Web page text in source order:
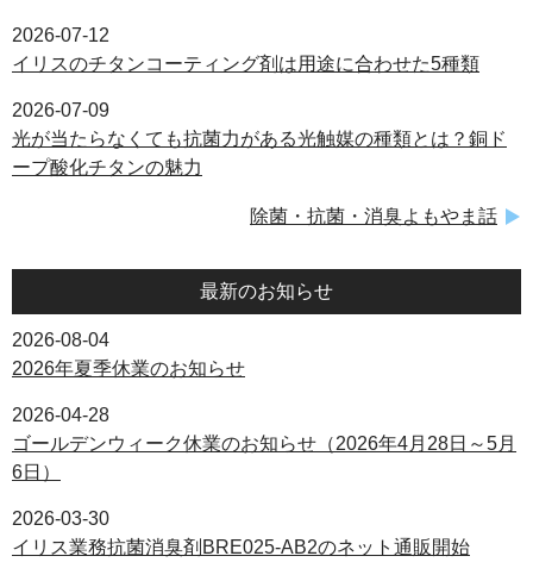
2026-07-12
イリスのチタンコーティング剤は用途に合わせた5種類
2026-07-09
光が当たらなくても抗菌力がある光触媒の種類とは？銅ド
ープ酸化チタンの魅力
除菌・抗菌・消臭よもやま話
最新のお知らせ
2026-08-04
2026年夏季休業のお知らせ
2026-04-28
ゴールデンウィーク休業のお知らせ（2026年4月28日～5月
6日）
2026-03-30
イリス業務抗菌消臭剤BRE025-AB2のネット通販開始